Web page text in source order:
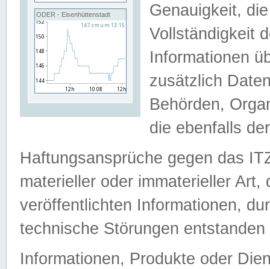
ODER - Eisenhüttenstadt
Genauigkeit,
Vollständigkeit
Informationen
zusätzlich
Behörden,
die ebenfalls
Haftungsansprüche gegen das
materieller oder immaterieller
veröffentlichten Informationen,
technische Störungen
Informationen, Produkte oder